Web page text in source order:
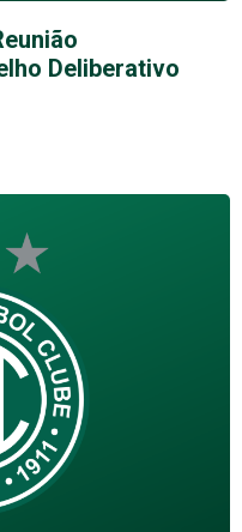
Deliberativo